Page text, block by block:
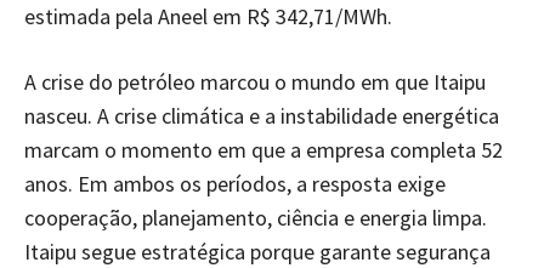
estimada pela Aneel em R$ 342,71/MWh.
A crise do petróleo marcou o mundo em que Itaipu
nasceu. A crise climática e a instabilidade energética
marcam o momento em que a empresa completa 52
anos. Em ambos os períodos, a resposta exige
cooperação, planejamento, ciência e energia limpa.
Itaipu segue estratégica porque garante segurança